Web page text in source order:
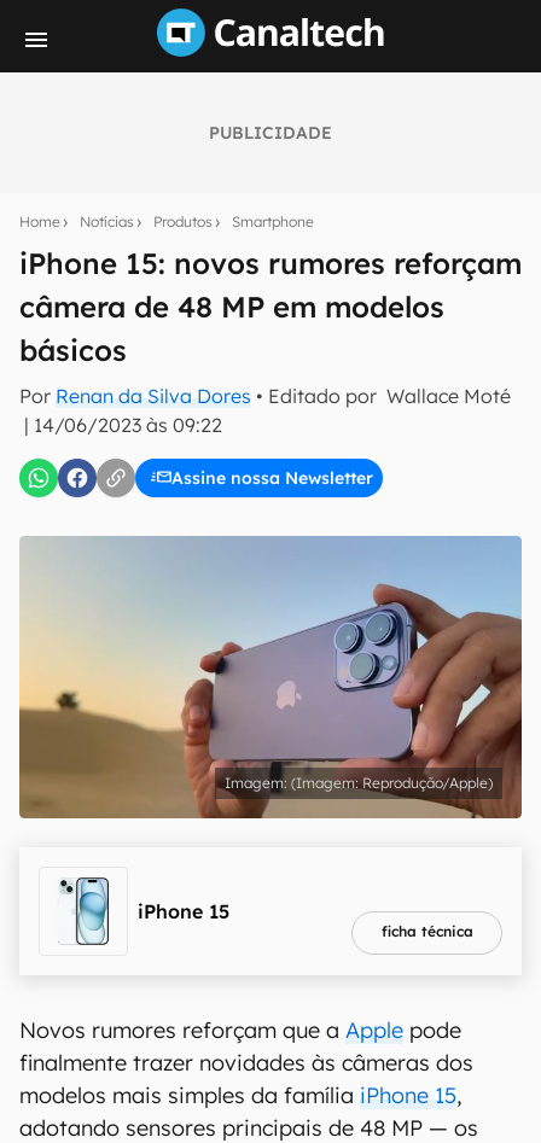
PUBLICIDADE
Home Notícias Produtos Smartphone
iPhone 15: novos rumores reforçam
câmera de 48 MP em modelos
básicos
Por Renan da Silva Dores • Editado por Wallace Moté
| 14/06/2023 às 09:22
Assine nossa Newsletter
notícias e reviews sobre tecnologia em primeira
E-mail
inscreva-se
Confirmo que li, aceito e concordo com os Termos de
Uso e Política de Privacidade do Canaltech.
(Imagem: Reprodução/Apple)
iPhone 15
ficha técnica
Novos rumores reforçam que a Apple pode
finalmente trazer novidades às câmeras dos
modelos mais simples da família iPhone 15,
adotando sensores principais de 48 MP — os